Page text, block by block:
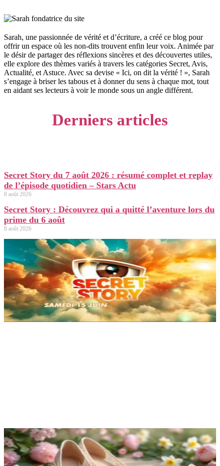
Sarah, une passionnée de vérité et d’écriture, a créé ce blog pour
offrir un espace où les non-dits trouvent enfin leur voix. Animée par
le désir de partager des réflexions sincères et des découvertes utiles,
elle explore des thèmes variés à travers les catégories Secret, Avis,
Actualité, et Astuce. Avec sa devise « Ici, on dit la vérité ! », Sarah
s’engage à briser les tabous et à donner du sens à chaque mot, tout
en aidant ses lecteurs à voir le monde sous un angle différent.
Derniers articles
Secret Story du 7 août 2026 : résumé complet et replay
de l’épisode quotidien – Stars Actu
8 août 2026
Secret Story : Découvrez qui a quitté l’aventure lors du
prime du 6 août
8 août 2026